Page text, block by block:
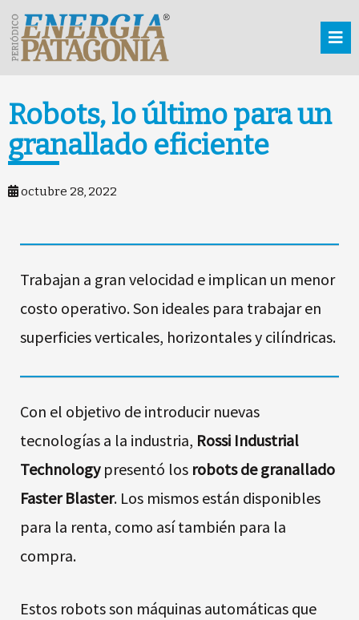
Robots, lo último para un
granallado eficiente
octubre 28, 2022
Trabajan a gran velocidad e implican un menor
costo operativo. Son ideales para trabajar en
superficies verticales, horizontales y cilíndricas.
Con el objetivo de introducir nuevas
tecnologías a la industria, Rossi Industrial
Technology presentó los robots de granallado
Faster Blaster. Los mismos están disponibles
para la renta, como así también para la
compra.
Estos robots son máquinas automáticas que